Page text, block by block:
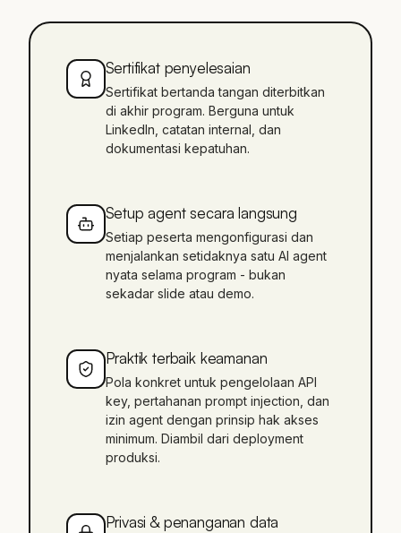
Sertifikat penyelesaian
Sertifikat bertanda tangan diterbitkan
di akhir program. Berguna untuk
LinkedIn, catatan internal, dan
dokumentasi kepatuhan.
Setup agent secara langsung
Setiap peserta mengonfigurasi dan
menjalankan setidaknya satu AI agent
nyata selama program - bukan
sekadar slide atau demo.
Praktik terbaik keamanan
Pola konkret untuk pengelolaan API
key, pertahanan prompt injection, dan
izin agent dengan prinsip hak akses
minimum. Diambil dari deployment
produksi.
Privasi & penanganan data